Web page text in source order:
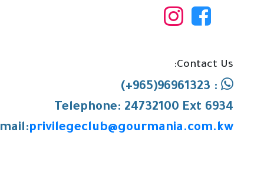
Contact Us:
: 96961323(965+)
Telephone: 24732100 Ext 6934
privilegeclub@gourmania.com.kw